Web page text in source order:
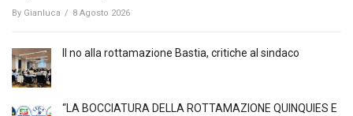
By Gianluca / 8 Agosto 2026
Il no alla rottamazione Bastia, critiche al sindaco
“LA BOCCIATURA DELLA ROTTAMAZIONE QUINQUIES E